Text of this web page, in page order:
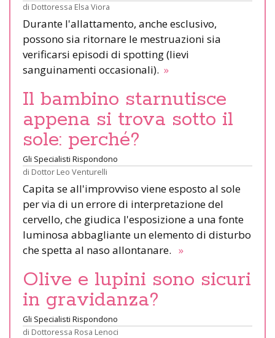
di Dottoressa Elsa Viora
Durante l'allattamento, anche esclusivo,
possono sia ritornare le mestruazioni sia
verificarsi episodi di spotting (lievi
sanguinamenti occasionali). »
Il bambino starnutisce
appena si trova sotto il
sole: perché?
Gli Specialisti Rispondono
di Dottor Leo Venturelli
Capita se all'improvviso viene esposto al sole
per via di un errore di interpretazione del
cervello, che giudica l'esposizione a una fonte
luminosa abbagliante un elemento di disturbo
che spetta al naso allontanare. »
Olive e lupini sono sicuri
in gravidanza?
Gli Specialisti Rispondono
di Dottoressa Rosa Lenoci